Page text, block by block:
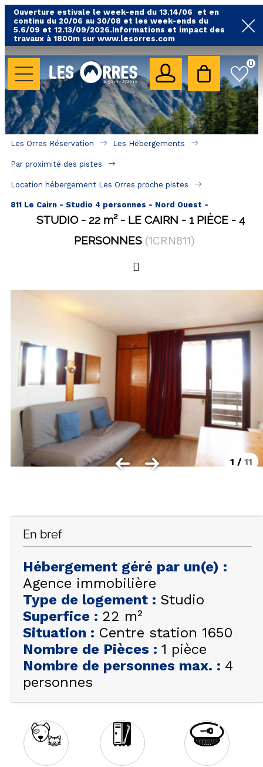
Ouverture estivale le week-end du 13.14/06 et en
continu du 20/06 au 30/08 et les week-ends du
5.6/09 et 12.13/09/2026.Informations et impact des
travaux à 1800m sur www.lesorres.com
0
LES HÉBERGEMENTS
Toutes nos locations
Hébergements avec piscine
Hébergements labellisés qualité
A proximité des remontées mécaniques ( VTT,
Hôtels - Chambres d'Hôtes & SPA
SÉJOURS & BONS PLANS
LOCALISATION
Les Orres 1650 centre station
Les Orres 1800 Bois Méan
Les Orres et ses hameaux
VISUALISER LE PLAN DES ORRES
BONS PLANS ACTIVITÉS
Carte Multi activités
INSPIREZ-VOUS !
ÉTÉ
HIVER
FR EN
+33 (0)4 92 44 19 17
Les Orres Réservation Les Hébergements
Par proximité des pistes
Location hébergement Les Orres proche pistes
811 Le Cairn - Studio 4 personnes - Nord Ouest -
STUDIO 22 m² LE CAIRN 1 PIÈCE
4
PERSONNES (1CRN811)
1 / 11
En bref
Hébergement géré par un(e) :
Agence immobilière
Type de logement : Studio
Superfice : 22 m²
Situation : Centre station 1650
Nombre de Pièces : 1 pièce
Nombre de personnes max. : 4
personnes